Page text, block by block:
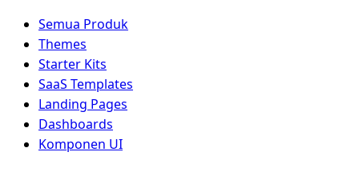
Semua Produk
Themes
Starter Kits
SaaS Templates
Landing Pages
Dashboards
Komponen UI